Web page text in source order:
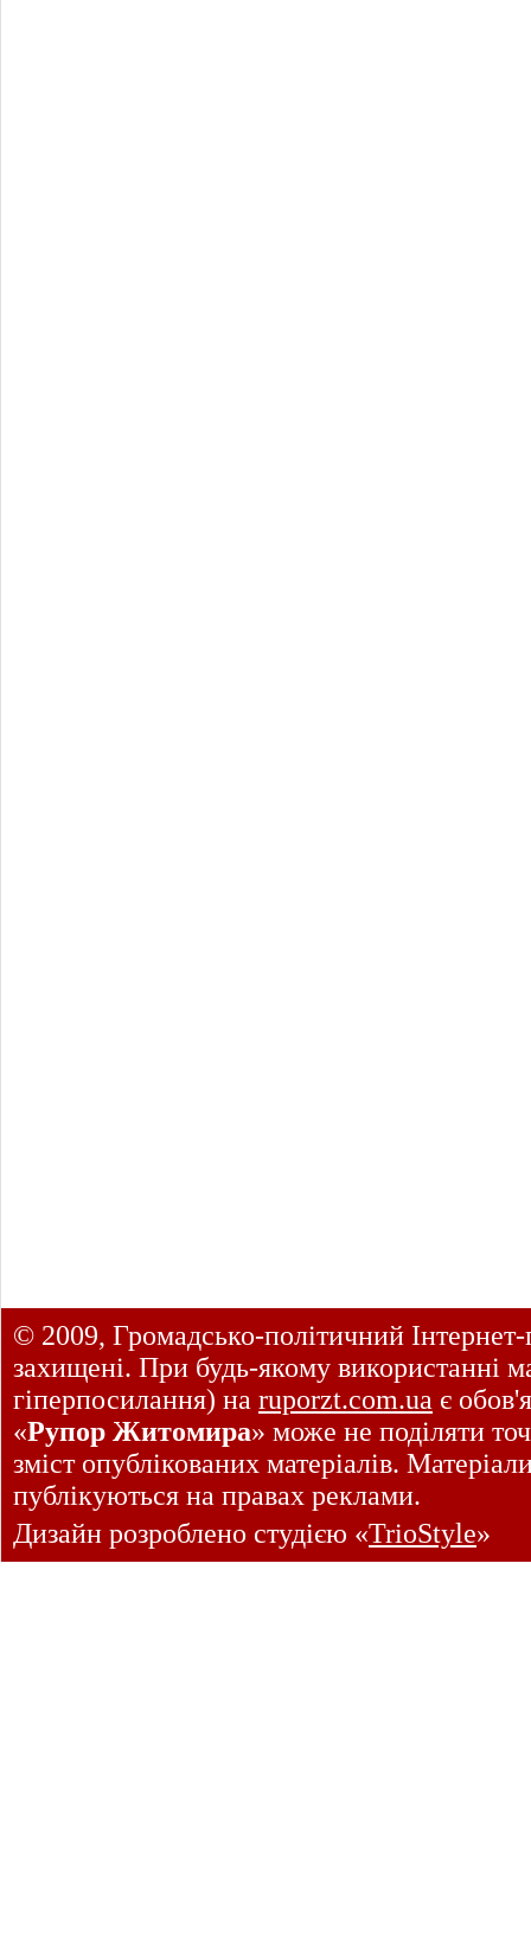
© 2009, Громадсько-політичний
захищені. При будь-якому використанні
гіперпосилання) на ruporzt.com.ua є
«Рупор Житомира» може не поділяти
зміст опублікованих матеріалів.
публікуються на правах реклами.
Дизайн розроблено студією «TrioStyle»